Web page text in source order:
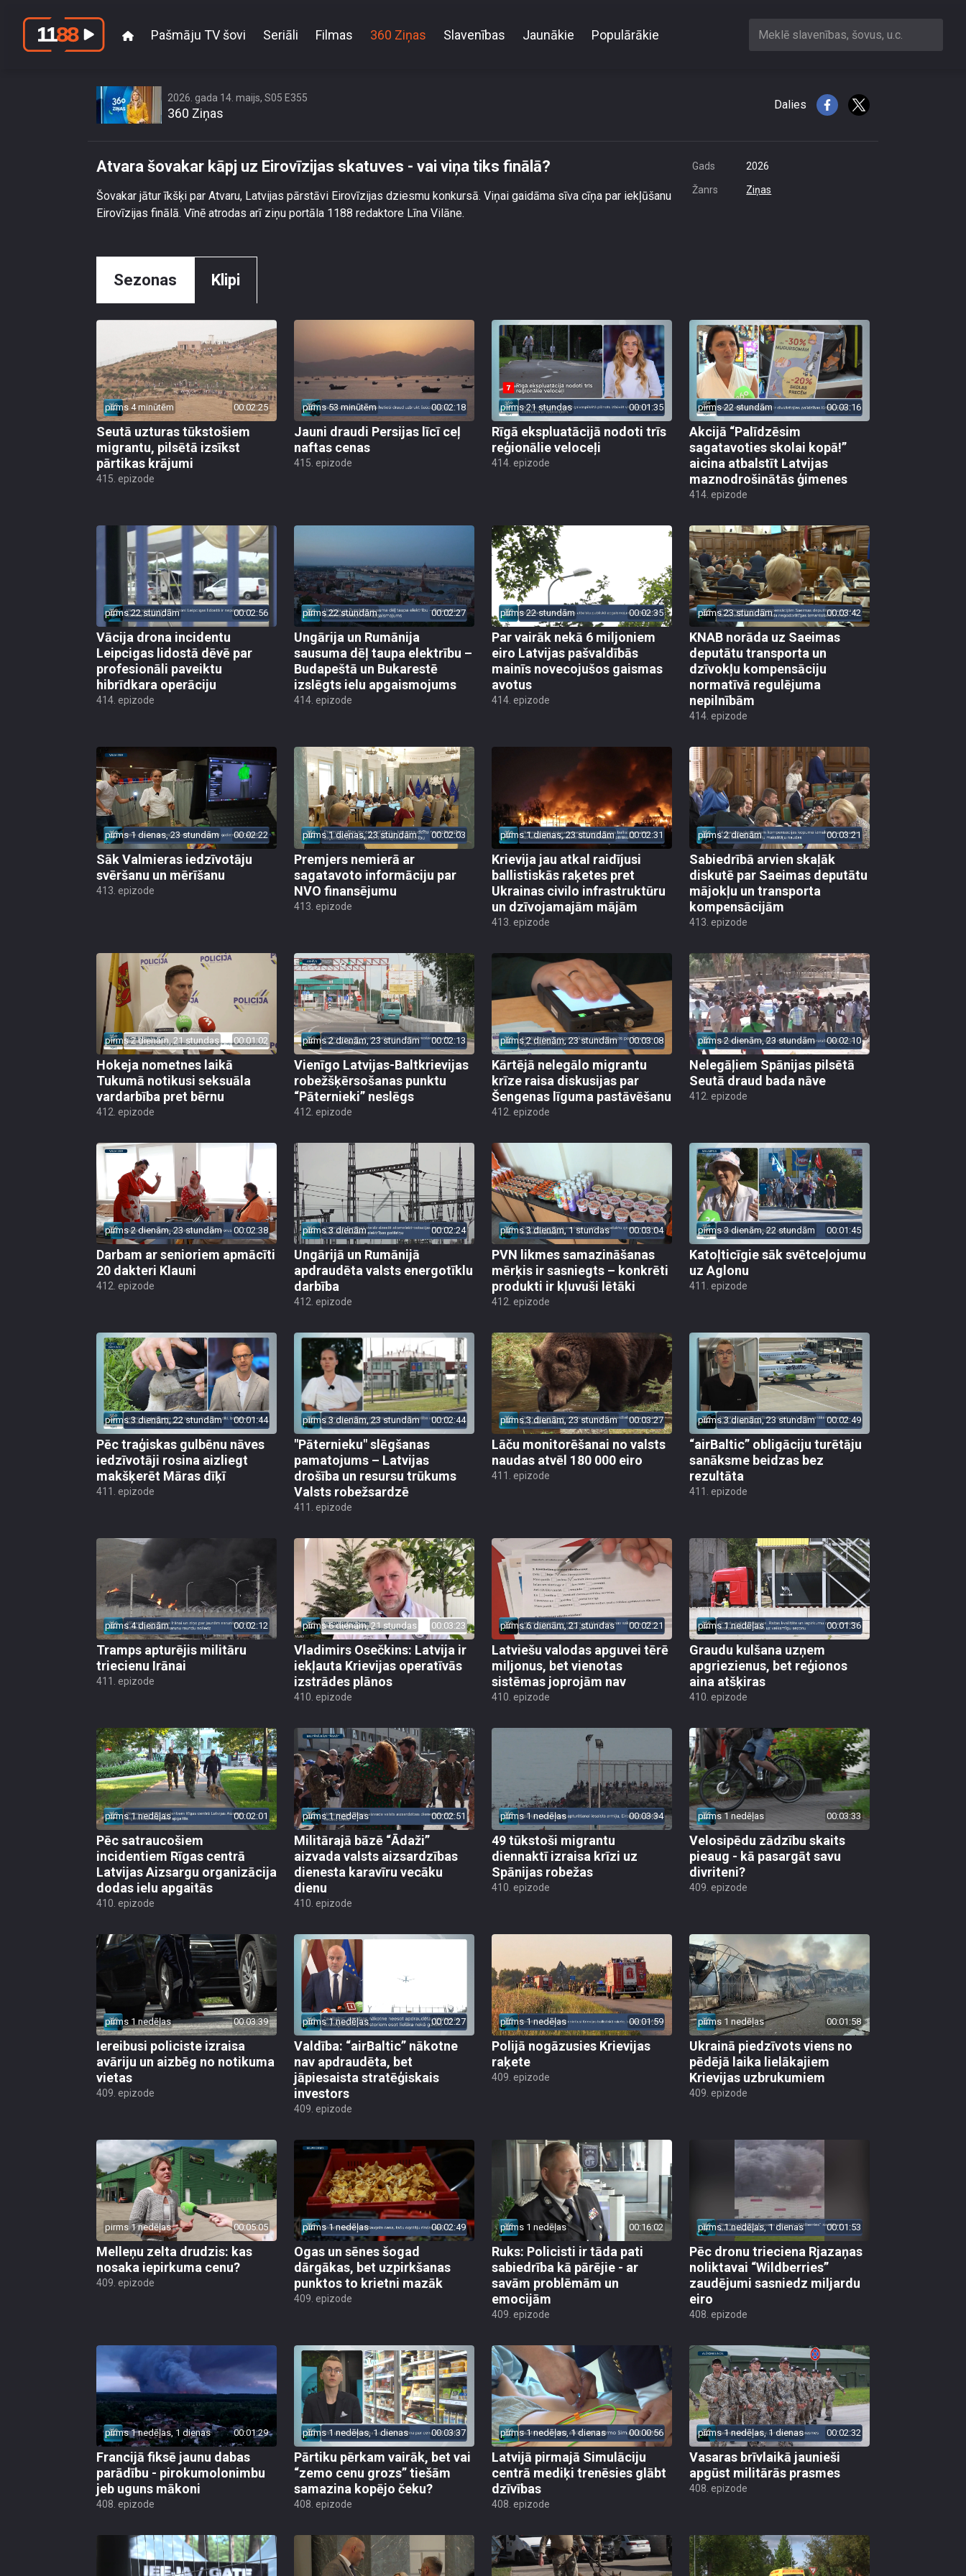
Pašmāju TV šovi Seriāli Filmas 360 Ziņas Slavenības Jaunākie Populārākie Meklē slavenības, šovus, u.c.
2026. gada 14. maijs, S05 E355
360 Ziņas
Dalies
Atvara šovakar kāpj uz Eirovīzijas skatuves - vai viņa tiks finālā?
Šovakar jātur īkšķi par Atvaru, Latvijas pārstāvi Eirovīzijas dziesmu konkursā. Viņai gaidāma sīva cīņa par iekļūšanu
Eirovīzijas finālā. Vīnē atrodas arī ziņu portāla 1188 redaktore Līna Vilāne.
Gads 2026
Žanrs Ziņas
Sezonas Klipi
pirms 4 minūtēm 00:02:25
Seutā uzturas tūkstošiem
migrantu, pilsētā izsīkst
pārtikas krājumi
415. epizode
pirms 53 minūtēm 00:02:18
Jauni draudi Persijas līcī ceļ
naftas cenas
415. epizode
pirms 21 stundas 00:01:35
Rīgā ekspluatācijā nodoti trīs
reģionālie veloceļi
414. epizode
pirms 22 stundām 00:03:16
Akcijā “Palīdzēsim
sagatavoties skolai kopā!”
aicina atbalstīt Latvijas
maznodrošinātās ģimenes
414. epizode
pirms 22 stundām 00:02:56
Vācija drona incidentu
Leipcigas lidostā dēvē par
profesionāli paveiktu
hibrīdkara operāciju
414. epizode
pirms 22 stundām 00:02:27
Ungārija un Rumānija
sausuma dēļ taupa elektrību –
Budapeštā un Bukarestē
izslēgts ielu apgaismojums
414. epizode
pirms 22 stundām 00:02:35
Par vairāk nekā 6 miljoniem
eiro Latvijas pašvaldībās
mainīs novecojušos gaismas
avotus
414. epizode
pirms 23 stundām 00:03:42
KNAB norāda uz Saeimas
deputātu transporta un
dzīvokļu kompensāciju
normatīvā regulējuma
nepilnībām
414. epizode
pirms 1 dienas, 23 stundām 00:02:22
Sāk Valmieras iedzīvotāju
svēršanu un mērīšanu
413. epizode
pirms 1 dienas, 23 stundām 00:02:03
Premjers nemierā ar
sagatavoto informāciju par
NVO finansējumu
413. epizode
pirms 1 dienas, 23 stundām 00:02:31
Krievija jau atkal raidījusi
ballistiskās raķetes pret
Ukrainas civilo infrastruktūru
un dzīvojamajām mājām
413. epizode
pirms 2 dienām 00:03:21
Sabiedrībā arvien skaļāk
diskutē par Saeimas deputātu
mājokļu un transporta
kompensācijām
413. epizode
pirms 2 dienām, 21 stundas 00:01:02
Hokeja nometnes laikā
Tukumā notikusi seksuāla
vardarbība pret bērnu
412. epizode
pirms 2 dienām, 23 stundām 00:02:13
Vienīgo Latvijas-Baltkrievijas
robežšķērsošanas punktu
“Pāternieki” neslēgs
412. epizode
pirms 2 dienām, 23 stundām 00:03:08
Kārtējā nelegālo migrantu
krīze raisa diskusijas par
Šengenas līguma pastāvēšanu
412. epizode
pirms 2 dienām, 23 stundām 00:02:10
Nelegāļiem Spānijas pilsētā
Seutā draud bada nāve
412. epizode
pirms 2 dienām, 23 stundām 00:02:38
Darbam ar senioriem apmācīti
20 dakteri Klauni
412. epizode
pirms 3 dienām 00:02:24
Ungārijā un Rumānijā
apdraudēta valsts energotīklu
darbība
412. epizode
pirms 3 dienām, 1 stundas 00:03:04
PVN likmes samazināšanas
mērķis ir sasniegts – konkrēti
produkti ir kļuvuši lētāki
412. epizode
pirms 3 dienām, 22 stundām 00:01:45
Katoļticīgie sāk svētceļojumu
uz Aglonu
411. epizode
pirms 3 dienām, 22 stundām 00:01:44
Pēc traģiskas gulbēnu nāves
iedzīvotāji rosina aizliegt
makšķerēt Māras dīķī
411. epizode
pirms 3 dienām, 23 stundām 00:02:44
"Pāternieku" slēgšanas
pamatojums – Latvijas
drošība un resursu trūkums
Valsts robežsardzē
411. epizode
pirms 3 dienām, 23 stundām 00:03:27
Lāču monitorēšanai no valsts
naudas atvēl 180 000 eiro
411. epizode
pirms 3 dienām, 23 stundām 00:02:49
“airBaltic” obligāciju turētāju
sanāksme beidzas bez
rezultāta
411. epizode
pirms 4 dienām 00:02:12
Tramps apturējis militāru
triecienu Irānai
411. epizode
pirms 6 dienām, 21 stundas 00:03:23
Vladimirs Osečkins: Latvija ir
iekļauta Krievijas operatīvās
izstrādes plānos
410. epizode
pirms 6 dienām, 21 stundas 00:02:21
Latviešu valodas apguvei tērē
miljonus, bet vienotas
sistēmas joprojām nav
410. epizode
pirms 1 nedēļas 00:01:36
Graudu kulšana uzņem
apgriezienus, bet reģionos
aina atšķiras
410. epizode
pirms 1 nedēļas 00:02:01
Pēc satraucošiem
incidentiem Rīgas centrā
Latvijas Aizsargu organizācija
dodas ielu apgaitās
410. epizode
pirms 1 nedēļas 00:02:51
Militārajā bāzē “Ādaži”
aizvada valsts aizsardzības
dienesta karavīru vecāku
dienu
410. epizode
pirms 1 nedēļas 00:03:34
49 tūkstoši migrantu
diennaktī izraisa krīzi uz
Spānijas robežas
410. epizode
pirms 1 nedēļas 00:03:33
Velosipēdu zādzību skaits
pieaug - kā pasargāt savu
divriteni?
409. epizode
pirms 1 nedēļas 00:03:39
Iereibusi policiste izraisa
avāriju un aizbēg no notikuma
vietas
409. epizode
pirms 1 nedēļas 00:02:27
Valdība: “airBaltic” nākotne
nav apdraudēta, bet
jāpiesaista stratēģiskais
investors
409. epizode
pirms 1 nedēļas 00:01:59
Polijā nogāzusies Krievijas
raķete
409. epizode
pirms 1 nedēļas 00:01:58
Ukrainā piedzīvots viens no
pēdējā laika lielākajiem
Krievijas uzbrukumiem
409. epizode
pirms 1 nedēļas 00:05:05
Melleņu zelta drudzis: kas
nosaka iepirkuma cenu?
409. epizode
pirms 1 nedēļas 00:02:49
Ogas un sēnes šogad
dārgākas, bet uzpirkšanas
punktos to krietni mazāk
409. epizode
pirms 1 nedēļas 00:16:02
Ruks: Policisti ir tāda pati
sabiedrība kā pārējie - ar
savām problēmām un
emocijām
409. epizode
pirms 1 nedēļas, 1 dienas 00:01:53
Pēc dronu trieciena Rjazaņas
noliktavai “Wildberries”
zaudējumi sasniedz miljardu
eiro
408. epizode
pirms 1 nedēļas, 1 dienas 00:01:29
Francijā fiksē jaunu dabas
parādību - pirokumolonimbu
jeb uguns mākoni
408. epizode
pirms 1 nedēļas, 1 dienas 00:03:37
Pārtiku pērkam vairāk, bet vai
“zemo cenu grozs” tiešām
samazina kopējo čeku?
408. epizode
pirms 1 nedēļas, 1 dienas 00:00:56
Latvijā pirmajā Simulāciju
centrā mediķi trenēsies glābt
dzīvības
408. epizode
pirms 1 nedēļas, 1 dienas 00:02:32
Vasaras brīvlaikā jaunieši
apgūst militārās prasmes
408. epizode